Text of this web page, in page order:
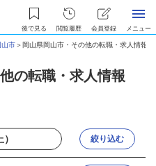
後で見る 閲覧履歴 会員登録 メニュー
山市＞ 岡山県岡山市・その他の転職・求人情報
の転職・求人情報
絞り込む